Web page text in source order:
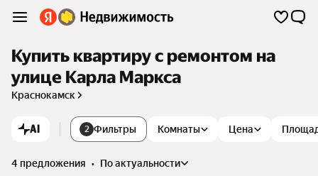
Купить квартиру с ремонтом на
улице Карла Маркса
Краснокамск
AI 2 Фильтры Комнаты Цена
4 предложения •
по актуальности